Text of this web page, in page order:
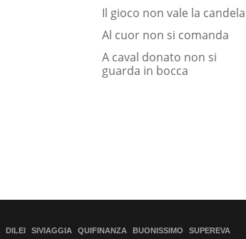
Il gioco non vale la candela
Al cuor non si comanda
A caval donato non si
guarda in bocca
DILEI SIVIAGGIA QUIFINANZA BUONISSIMO SUPEREVA